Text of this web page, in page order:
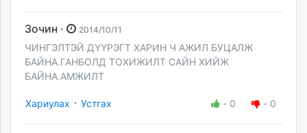
Зочин · 2014/10/11
ЧИНГЭЛТЭЙ ДҮҮРЭГТ ХАРИН Ч АЖИЛ БУЦАЛЖ
БАЙНА.ГАНБОЛД ТОХИЖИЛТ САЙН ХИЙЖ
БАЙНА.АМЖИЛТ
Хариулах · Устгах - 0 - 0